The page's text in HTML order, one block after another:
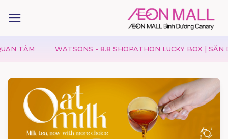
WATSONS - 8.8 SHOPATHON LUCKY BOX | SĂN DEAL